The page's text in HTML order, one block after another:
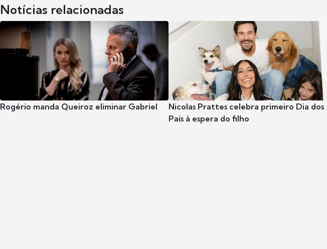
Notícias relacionadas
Rogério manda Queiroz eliminar Gabriel
Nicolas Prattes celebra primeiro Dia dos
Pais à espera do filho